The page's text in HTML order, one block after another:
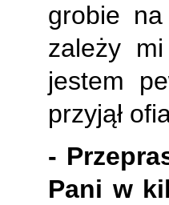
grobie
zależy
jestem
przyjął
-
Pani w